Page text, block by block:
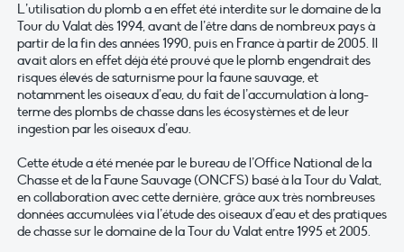
L’utilisation du plomb a en effet été interdite sur le domaine de la
Tour du Valat dès 1994, avant de l’être dans de nombreux pays à
partir de la fin des années 1990, puis en France à partir de 2005. Il
avait alors en effet déjà été prouvé que le plomb engendrait des
risques élevés de saturnisme pour la faune sauvage, et
notamment les oiseaux d’eau, du fait de l’accumulation à long-
terme des plombs de chasse dans les écosystèmes et de leur
ingestion par les oiseaux d’eau.
Cette étude a été menée par le bureau de l’Office National de la
Chasse et de la Faune Sauvage (ONCFS) basé à la Tour du Valat,
en collaboration avec cette dernière, grâce aux très nombreuses
données accumulées via l’étude des oiseaux d’eau et des pratiques
de chasse sur le domaine de la Tour du Valat entre 1995 et 2005.